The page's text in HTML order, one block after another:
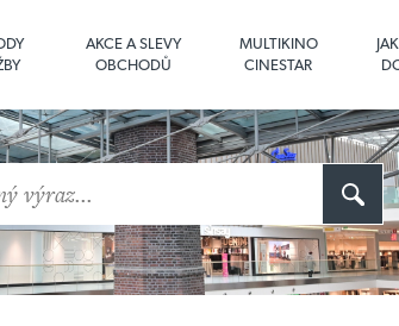
AKCE A SLEVY
OBCHODŮ
MULTIKINO
CINESTAR